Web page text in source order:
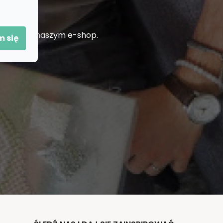
się na naszym e-shop.